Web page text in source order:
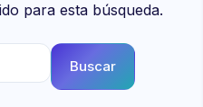
para esta búsqueda.